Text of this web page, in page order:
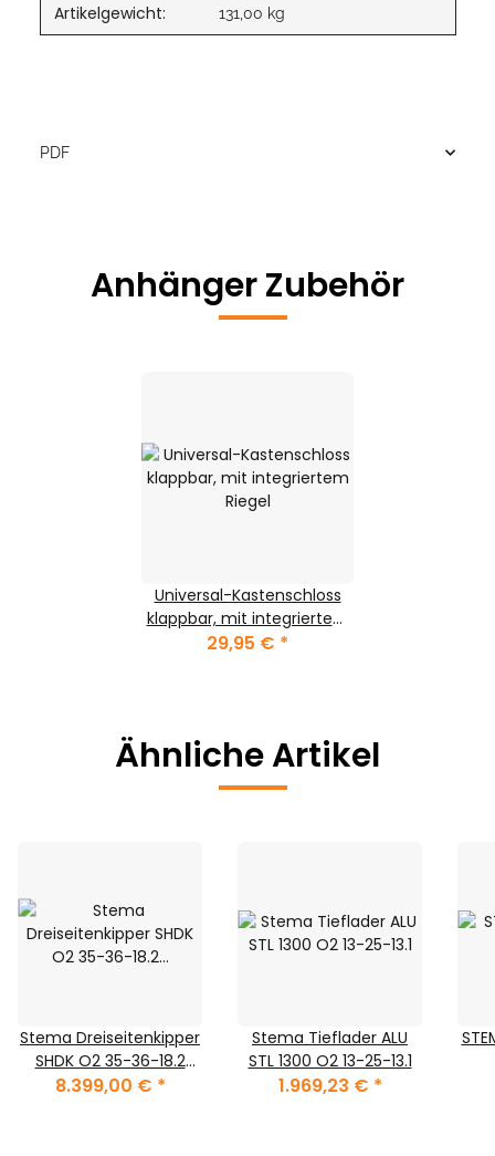
Artikelgewicht: 131,00 kg
PDF
Anhänger Zubehör
Universal-Kastenschloss
klappbar, mit integriertem
Riegel
29,95 € *
Ähnliche Artikel
Stema Dreiseitenkipper
SHDK O2 35-36-18.2
Zink-Bordwände
8.399,00 € *
Stema Tieflader ALU
STL 1300 O2 13-25-13.1
1.969,23 € *